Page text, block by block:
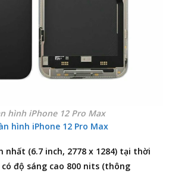
hình iPhone 12 Pro Max
hình iPhone 12 Pro Max
nhất (6.7 inch, 2778 x 1284) tại thời
độ sáng cao 800 nits (thông